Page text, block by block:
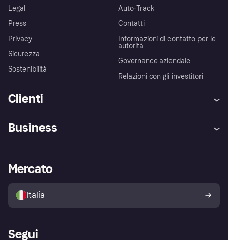
Legal
Press
Privacy
Sicurezza
Sostenibilità
Auto-Track
Contatti
Informazioni di contatto per le
autorità
Governance aziendale
Relazioni con gli investitori
Clienti
Assistenza
Esplora i negozi
Politica di protezione
dell'acquirente Klarna
Business
Accesso aziende
Mercato
Italia
Segui